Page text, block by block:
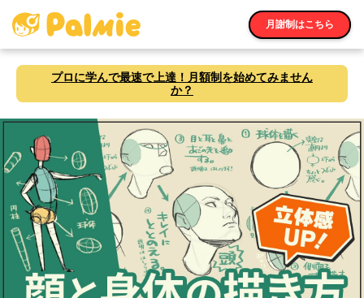
月謝制はこちら
プロに学んで最速で上達！月額制を始めてみません
か？